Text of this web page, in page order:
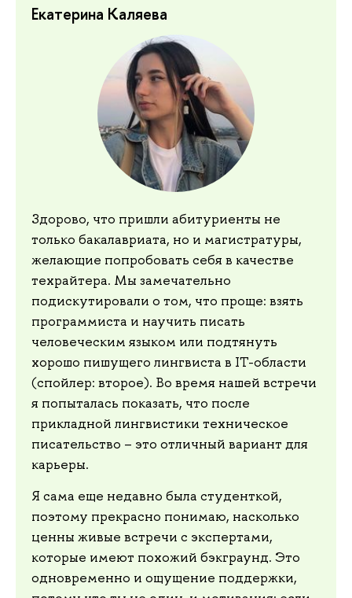
Екатерина Каляева
Здорово, что пришли абитуриенты не
только бакалавриата, но и магистратуры,
желающие попробовать себя в качестве
техрайтера. Мы замечательно
подискутировали о том, что проще: взять
программиста и научить писать
человеческим языком или подтянуть
хорошо пишущего лингвиста в IT-области
(спойлер: второе). Во время нашей встречи
я попыталась показать, что после
прикладной лингвистики техническое
писательство – это отличный вариант для
карьеры.
Я сама еще недавно была студенткой,
поэтому прекрасно понимаю, насколько
ценны живые встречи с экспертами,
которые имеют похожий бэкграунд. Это
одновременно и ощущение поддержки,